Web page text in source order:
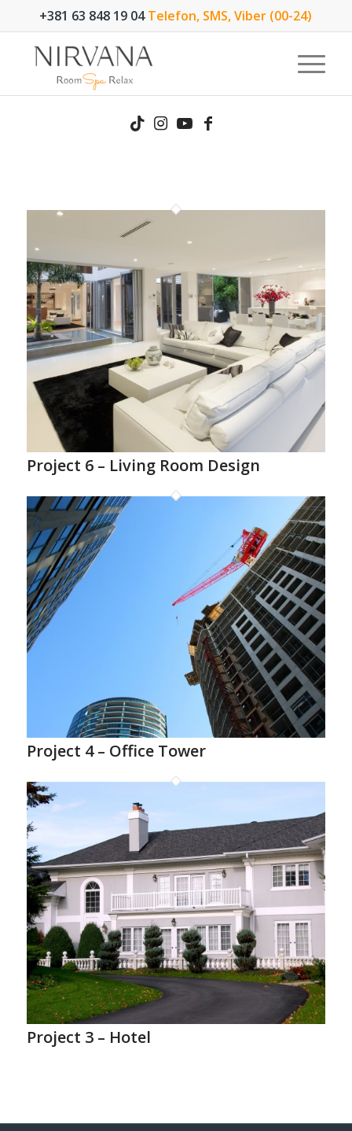
+381 63 848 19 04Telefon, SMS, Viber (00-24)
Project 6 – Living Room Design
Project 4 – Office Tower
Project 3 – Hotel